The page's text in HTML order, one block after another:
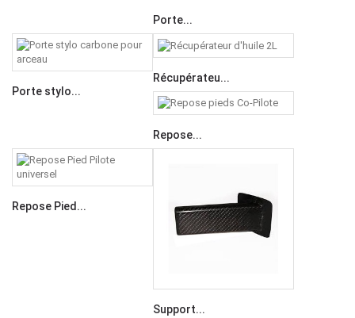
Porte...
Porte stylo...
Récupérateu...
Repose...
Repose Pied...
Support...